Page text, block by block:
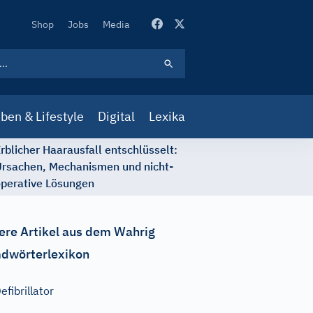
Secondary
Shop Jobs Media
& Lifestyle Digital Lexika
Haarausfall entschlüsselt:
Mechanismen und nicht-
Lösungen
Artikel aus dem Wahrig